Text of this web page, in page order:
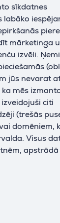
sīkdatnes
labāko
mārketinga
izvēli.
jūs nevarat
mēs
citi
(trešās
domēniem,
Visus
Datu lapa
Bravia 8
melna -
Ir noliktavā
€